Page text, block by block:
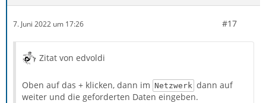
7. Juni 2022 um 17:26 #17
Zitat von edvoldi
Oben auf das + klicken, dann im Netzwerk dann auf
weiter und die geforderten Daten eingeben.